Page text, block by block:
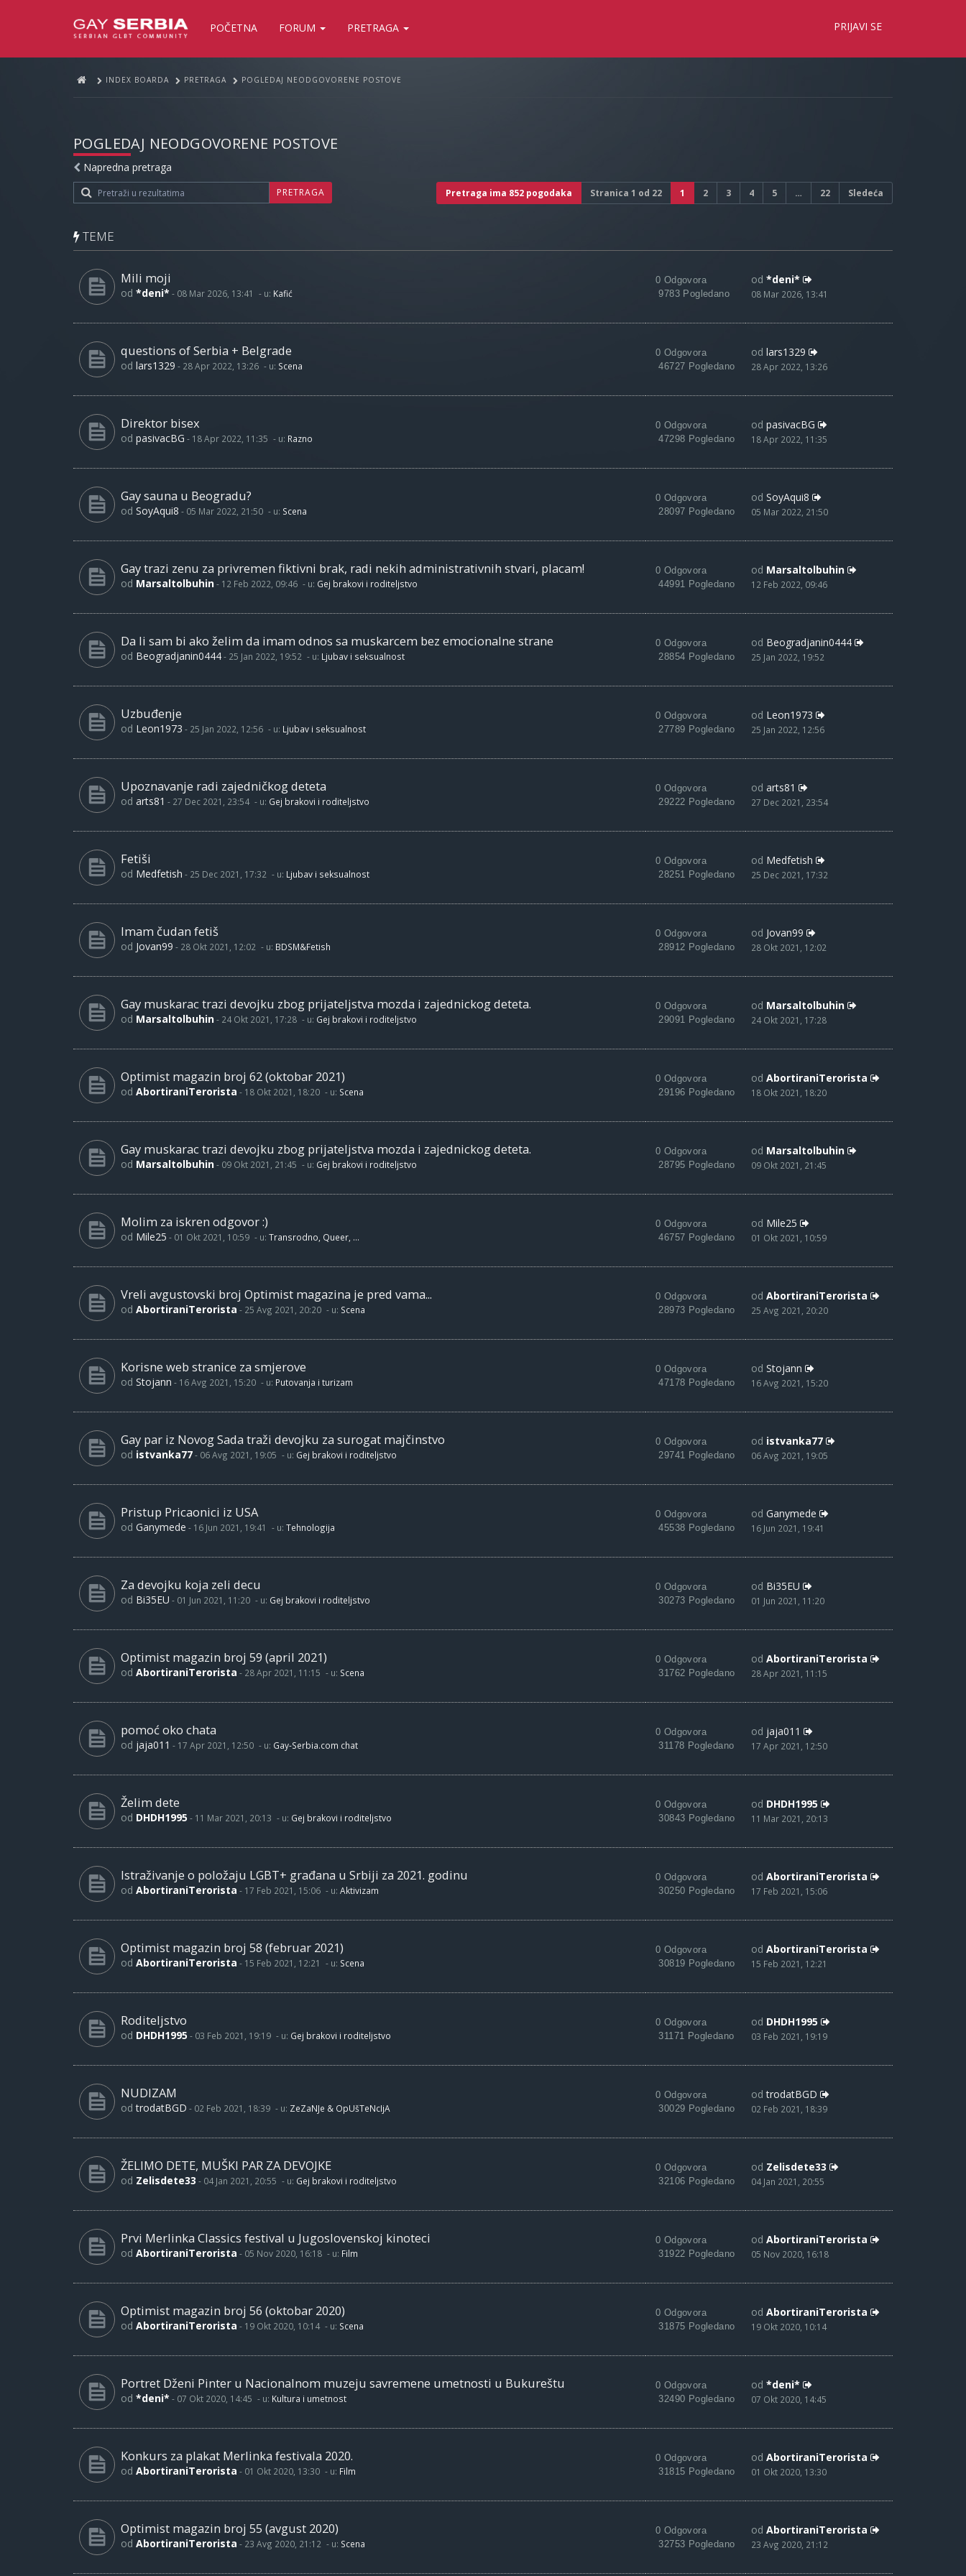
POČETNA FORUM PRETRAGA PRIJAVI SE
INDEX BOARDA PRETRAGA POGLEDAJ NEODGOVORENE POSTOVE
POGLEDAJ NEODGOVORENE POSTOVE
Napredna pretraga
PRETRAGA Pretraga ima 852 pogodaka Stranica 1 od 22 1 2 3 4 5 … 22 Sledeća
TEME
Mili moji
od *deni* - 08 Mar 2026, 13:41 - u: Kafić
0 Odgovora
9783 Pogledano
od *deni*
08 Mar 2026, 13:41
questions of Serbia + Belgrade
od lars1329 - 28 Apr 2022, 13:26 - u: Scena
0 Odgovora
46727 Pogledano
od lars1329
28 Apr 2022, 13:26
Direktor bisex
od pasivacBG - 18 Apr 2022, 11:35 - u: Razno
0 Odgovora
47298 Pogledano
od pasivacBG
18 Apr 2022, 11:35
Gay sauna u Beogradu?
od SoyAqui8 - 05 Mar 2022, 21:50 - u: Scena
0 Odgovora
28097 Pogledano
od SoyAqui8
05 Mar 2022, 21:50
Gay trazi zenu za privremen fiktivni brak, radi nekih administrativnih stvari, placam!
od Marsaltolbuhin- 12 Feb 2022, 09:46 - u: Gej brakovi i roditeljstvo
0 Odgovora
44991 Pogledano
od Marsaltolbuhin
12 Feb 2022, 09:46
Da li sam bi ako želim da imam odnos sa muskarcem bez emocionalne strane
od Beogradjanin0444- 25 Jan 2022, 19:52 - u: Ljubav i seksualnost
0 Odgovora
28854 Pogledano
od Beogradjanin0444
25 Jan 2022, 19:52
Uzbuđenje
od Leon1973 - 25 Jan 2022, 12:56 - u: Ljubav i seksualnost
0 Odgovora
27789 Pogledano
od Leon1973
25 Jan 2022, 12:56
Upoznavanje radi zajedničkog deteta
od arts81 - 27 Dec 2021, 23:54 - u: Gej brakovi i roditeljstvo
0 Odgovora
29222 Pogledano
od arts81
27 Dec 2021, 23:54
Fetiši
od Medfetish - 25 Dec 2021, 17:32 - u: Ljubav i seksualnost
0 Odgovora
28251 Pogledano
od Medfetish
25 Dec 2021, 17:32
Imam čudan fetiš
od Jovan99 - 28 Okt 2021, 12:02 - u: BDSM&Fetish
0 Odgovora
28912 Pogledano
od Jovan99
28 Okt 2021, 12:02
Gay muskarac trazi devojku zbog prijateljstva mozda i zajednickog deteta.
od Marsaltolbuhin- 24 Okt 2021, 17:28 - u: Gej brakovi i roditeljstvo
0 Odgovora
29091 Pogledano
od Marsaltolbuhin
24 Okt 2021, 17:28
Optimist magazin broj 62 (oktobar 2021)
od AbortiraniTerorista - 18 Okt 2021, 18:20 - u: Scena
0 Odgovora
29196 Pogledano
od AbortiraniTerorista
18 Okt 2021, 18:20
Gay muskarac trazi devojku zbog prijateljstva mozda i zajednickog deteta.
od Marsaltolbuhin- 09 Okt 2021, 21:45 - u: Gej brakovi i roditeljstvo
0 Odgovora
28795 Pogledano
od Marsaltolbuhin
09 Okt 2021, 21:45
Molim za iskren odgovor :)
od Mile25 - 01 Okt 2021, 10:59 - u: Transrodno, Queer, ...
0 Odgovora
46757 Pogledano
od Mile25
01 Okt 2021, 10:59
Vreli avgustovski broj Optimist magazina je pred vama...
od AbortiraniTerorista - 25 Avg 2021, 20:20 - u: Scena
0 Odgovora
28973 Pogledano
od AbortiraniTerorista
25 Avg 2021, 20:20
Korisne web stranice za smjerove
od Stojann - 16 Avg 2021, 15:20 - u: Putovanja i turizam
0 Odgovora
47178 Pogledano
od Stojann
16 Avg 2021, 15:20
Gay par iz Novog Sada traži devojku za surogat majčinstvo
od istvanka77- 06 Avg 2021, 19:05 - u: Gej brakovi i roditeljstvo
0 Odgovora
29741 Pogledano
od istvanka77
06 Avg 2021, 19:05
Pristup Pricaonici iz USA
od Ganymede - 16 Jun 2021, 19:41 - u: Tehnologija
0 Odgovora
45538 Pogledano
od Ganymede
16 Jun 2021, 19:41
Za devojku koja zeli decu
od Bi35EU - 01 Jun 2021, 11:20 - u: Gej brakovi i roditeljstvo
0 Odgovora
30273 Pogledano
od Bi35EU
01 Jun 2021, 11:20
Optimist magazin broj 59 (april 2021)
od AbortiraniTerorista - 28 Apr 2021, 11:15 - u: Scena
0 Odgovora
31762 Pogledano
od AbortiraniTerorista
28 Apr 2021, 11:15
pomoć oko chata
od jaja011 - 17 Apr 2021, 12:50 - u: Gay-Serbia.com chat
0 Odgovora
31178 Pogledano
od jaja011
17 Apr 2021, 12:50
Želim dete
od DHDH1995 - 11 Mar 2021, 20:13 - u: Gej brakovi i roditeljstvo
0 Odgovora
30843 Pogledano
od DHDH1995
11 Mar 2021, 20:13
Istraživanje o položaju LGBT+ građana u Srbiji za 2021. godinu
od AbortiraniTerorista - 17 Feb 2021, 15:06 - u: Aktivizam
0 Odgovora
30250 Pogledano
od AbortiraniTerorista
17 Feb 2021, 15:06
Optimist magazin broj 58 (februar 2021)
od AbortiraniTerorista - 15 Feb 2021, 12:21 - u: Scena
0 Odgovora
30819 Pogledano
od AbortiraniTerorista
15 Feb 2021, 12:21
Roditeljstvo
od DHDH1995 - 03 Feb 2021, 19:19 - u: Gej brakovi i roditeljstvo
0 Odgovora
31171 Pogledano
od DHDH1995
03 Feb 2021, 19:19
NUDIZAM
odtrodatBGD - 02 Feb 2021, 18:39 - u: ZeZaNJe & OpUšTeNcIjA
0 Odgovora
30029 Pogledano
odtrodatBGD
02 Feb 2021, 18:39
ŽELIMO DETE, MUŠKI PAR ZA DEVOJKE
od Zelisdete33 - 04 Jan 2021, 20:55 - u: Gej brakovi i roditeljstvo
0 Odgovora
32106 Pogledano
od Zelisdete33
04 Jan 2021, 20:55
Prvi Merlinka Classics festival u Jugoslovenskoj kinoteci
od AbortiraniTerorista - 05 Nov 2020, 16:18 - u: Film
0 Odgovora
31922 Pogledano
od AbortiraniTerorista
05 Nov 2020, 16:18
Optimist magazin broj 56 (oktobar 2020)
od AbortiraniTerorista - 19 Okt 2020, 10:14 - u: Scena
0 Odgovora
31875 Pogledano
od AbortiraniTerorista
19 Okt 2020, 10:14
Portret Dženi Pinter u Nacionalnom muzeju savremene umetnosti u Bukureštu
od *deni* - 07 Okt 2020, 14:45 - u: Kultura i umetnost
0 Odgovora
32490 Pogledano
od *deni*
07 Okt 2020, 14:45
Konkurs za plakat Merlinka festivala 2020.
od AbortiraniTerorista - 01 Okt 2020, 13:30 - u: Film
0 Odgovora
31815 Pogledano
od AbortiraniTerorista
01 Okt 2020, 13:30
Optimist magazin broj 55 (avgust 2020)
od AbortiraniTerorista - 23 Avg 2020, 21:12 - u: Scena
0 Odgovora
32753 Pogledano
od AbortiraniTerorista
23 Avg 2020, 21:12